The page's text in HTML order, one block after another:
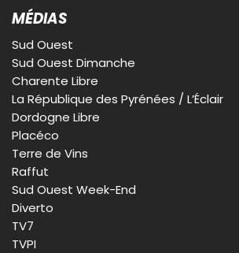
MÉDIAS
Sud Ouest
Sud Ouest Dimanche
Charente Libre
La République des Pyrénées / L’Éclair
Dordogne Libre
Placéco
Terre de Vins
Raffut
Sud Ouest Week-End
Diverto
TV7
TVPI